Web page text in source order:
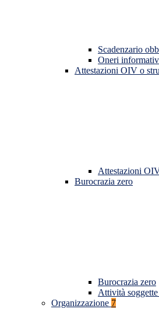
Scadenzario
Oneri
Attestazioni OIV o
Attestazioni
Burocrazia zero
Burocrazia zero
Attività
Organizzazione 7